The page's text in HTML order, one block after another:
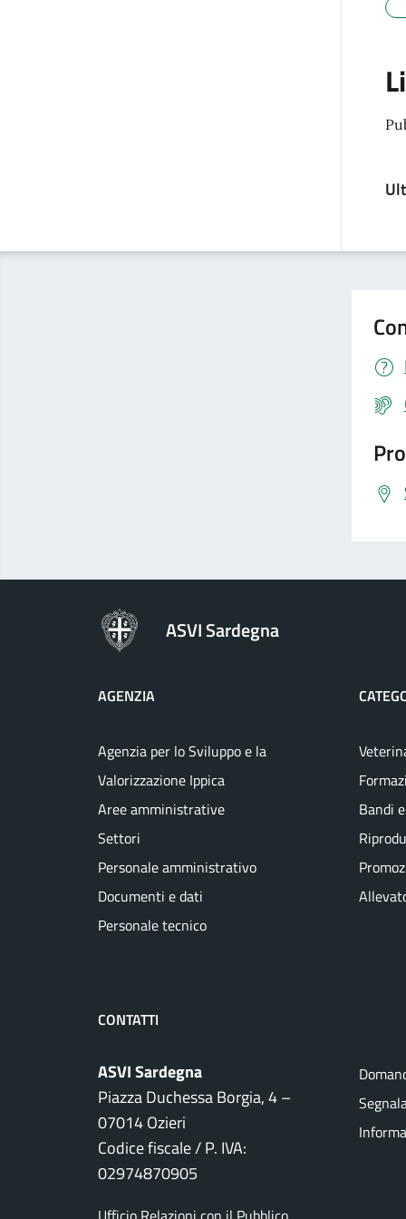
ASVI Sardegna
AGENZIA
Agenzia per lo Sviluppo e la
Valorizzazione Ippica
Aree amministrative
Settori
Personale amministrativo
Documenti e dati
Personale tecnico
Bandi
CONTATTI
ASVI Sardegna
Piazza Duchessa Borgia, 4 –
07014 Ozieri
Codice fiscale / P. IVA:
02974870905